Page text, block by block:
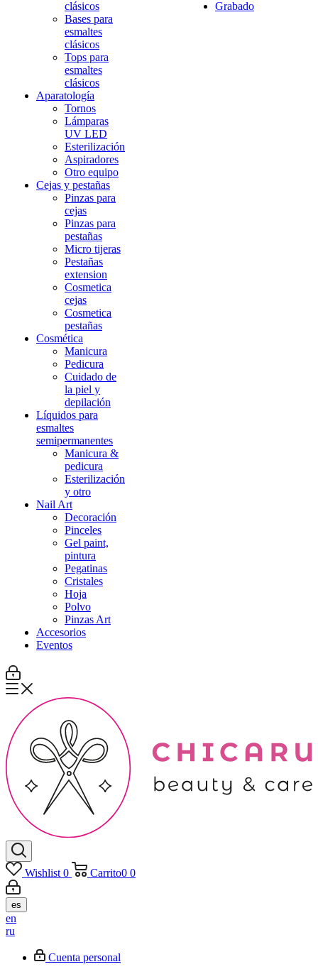
clásicos
Bases para
esmaltes
clásicos
Tops para
esmaltes
clásicos
Aparatología
Tornos
Lámparas
UV LED
Esterilización
Aspiradores
Otro equipo
Cejas y pestañas
Pinzas para
cejas
Pinzas para
pestañas
Micro tijeras
Pestañas
extension
Cosmetica
cejas
Cosmetica
pestañas
Cosmética
Manicura
Pedicura
Cuidado de
la piel y
depilación
Líquidos para
esmaltes
semipermanentes
Manicura &
pedicura
Esterilización
y otro
Nail Art
Decoración
Pinceles
Gel paint,
pintura
Pegatinas
Cristales
Hoja
Polvo
Pinzas Art
Accesorios
Eventos
Grabado
Wishlist 0 Carrito0 0
es
en
ru
Cuenta personal